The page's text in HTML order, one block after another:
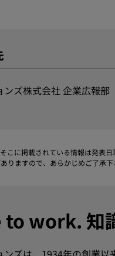
ズ株式会社 企業広報部
に掲載されている情報は発表日
りますので、あらかじめご了承下
work. 知